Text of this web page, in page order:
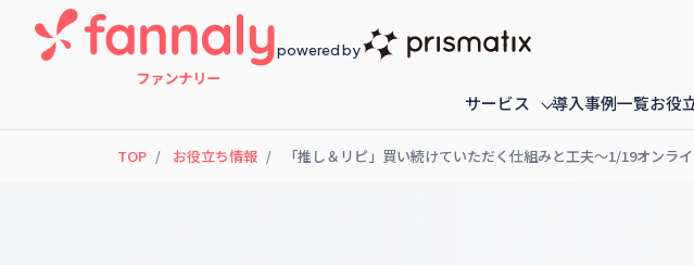
powered by
サービス 導入事例一覧お役
fannaly loyalty fannaly auth
開催予定のセミナー オンデマ
TOP お役立ち情報 「推し＆リピ」買い続けていただく仕組みと工夫〜1/19オンラ